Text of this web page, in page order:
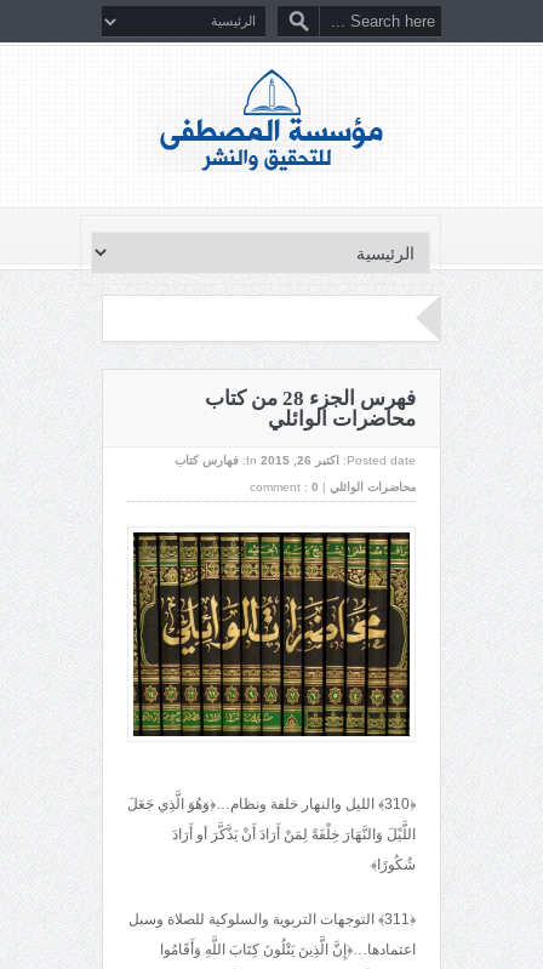
فهرس الجزء 28 من كتاب
محاضرات الوائلي
Posted date: اکتبر 26, 2015 In:
فهارس كتاب
محاضرات الوائلي |
comment : 0
﴿310﴾ الليل والنهار خلفة ونظام…﴿وَهُوَ الَّذِي جَعَلَ
اللَّيْلَ وَالنَّهَارَ خِلْفَةً لِمَنْ أَرَادَ أَنْ يَذَّكَّرَ أو أَرَادَ
شُكُورًا﴾
﴿311﴾ التوجهات التربوية والسلوكية للصلاة وسبل
اعتمادها…﴿إِنَّ الَّذِينَ يَتْلُونَ كِتَابَ اللَّهِ وَأَقَامُوا